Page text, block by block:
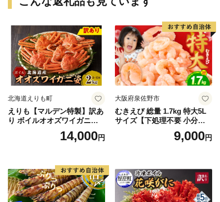
北海道えりも町
えりも【マルデン特製】訳あ
り ボイルオオズワイガニ姿2
kg《1kg(４尾～５尾)×2》【e
r002-051-a】 / ふるさと納税
イル済み 冷凍 カニ 蟹 かに
カニ味噌 甲羅 お得 格安 小ぶ
り 解凍 カニ鍋 甲羅焼き 海鮮
返礼品 特産品 新鮮 濃厚 旨み
14,000円
大阪府泉佐野市
むきえび 総量 1.7kg 特大5L
サイズ【下処理不要 小分け 8
50g×2P 訳あり サイズ不揃い
バナメイエビ バラ凍結】
9,000円